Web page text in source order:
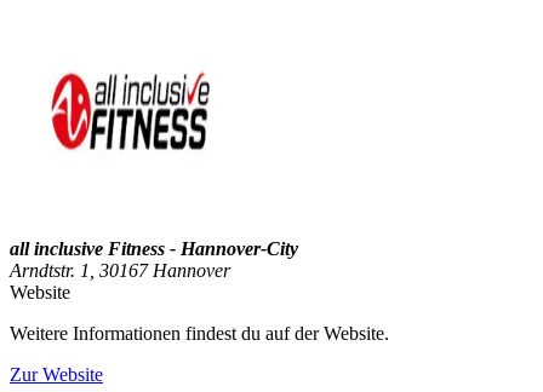
all inclusive Fitness - Hannover-City
Arndtstr. 1, 30167 Hannover
Website
Weitere Informationen findest du auf der Website.
Zur Website